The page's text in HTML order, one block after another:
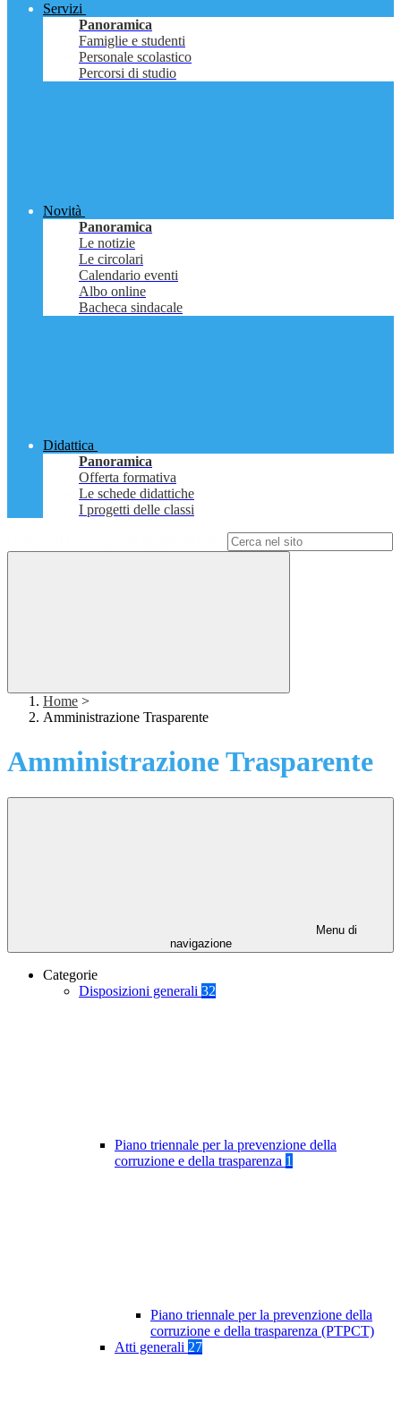
Servizi
Panoramica
Famiglie e studenti
Personale scolastico
Percorsi di studio
Novità
Panoramica
Le notizie
Le circolari
Calendario eventi
Albo online
Bacheca sindacale
Didattica
Panoramica
Offerta formativa
Le schede didattiche
I progetti delle classi
Home >
Amministrazione Trasparente
Amministrazione Trasparente
Menu di
navigazione
Categorie
Disposizioni generali 32
Piano triennale per la prevenzione della
corruzione e della trasparenza 1
Piano triennale per la prevenzione della
corruzione e della trasparenza (PTPCT)
Atti generali 27